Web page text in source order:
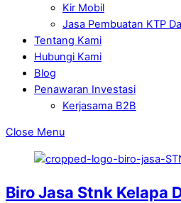
Kir Mobil
Jasa Pembuatan KTP
Tentang Kami
Hubungi Kami
Blog
Penawaran Investasi
Kerjasama B2B
Close Menu
Biro Jasa Stnk Kelapa